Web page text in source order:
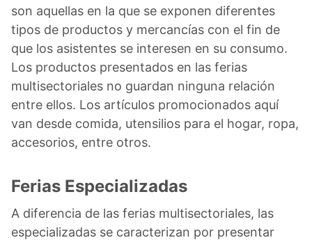
son aquellas en la que se exponen diferentes
tipos de productos y mercancías con el fin de
que los asistentes se interesen en su consumo.
Los productos presentados en las ferias
multisectoriales no guardan ninguna relación
entre ellos. Los artículos promocionados aquí
van desde comida, utensilios para el hogar, ropa,
accesorios, entre otros.
Ferias Especializadas
A diferencia de las ferias multisectoriales, las
especializadas se caracterizan por presentar